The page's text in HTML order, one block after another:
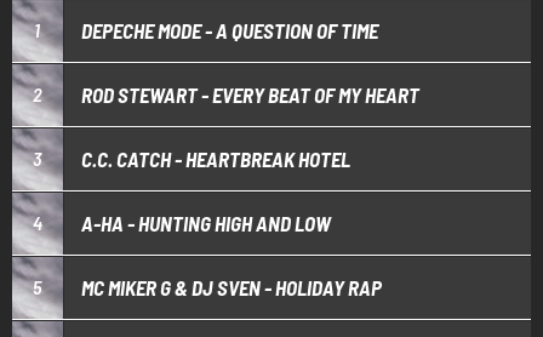
1 DEPECHE MODE - A QUESTION OF TIME
2 ROD STEWART - EVERY BEAT OF MY HEART
3 C.C. CATCH - HEARTBREAK HOTEL
4 A-HA - HUNTING HIGH AND LOW
5 MC MIKER G & DJ SVEN - HOLIDAY RAP